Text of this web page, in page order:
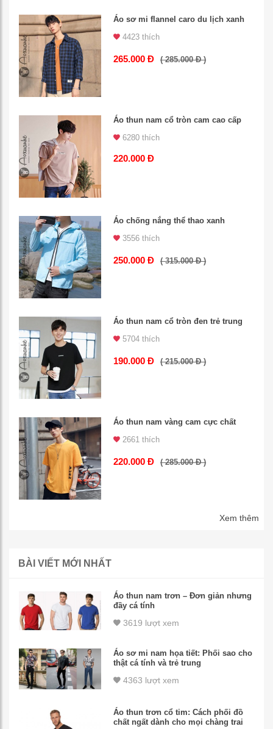
Áo sơ mi flannel caro du lịch xanh
4423 thích
265.000 Đ ( 285.000 Đ )
Áo thun nam cổ tròn cam cao cấp
6280 thích
220.000 Đ
Áo chống nắng thể thao xanh
3556 thích
250.000 Đ ( 315.000 Đ )
Áo thun nam cổ tròn đen trẻ trung
5704 thích
190.000 Đ ( 215.000 Đ )
Áo thun nam vàng cam cực chất
2661 thích
220.000 Đ ( 285.000 Đ )
Xem thêm
BÀI VIẾT MỚI NHẤT
Áo thun nam trơn – Đơn giản nhưng
đầy cá tính
3619 lượt xem
Áo sơ mi nam họa tiết: Phối sao cho
thật cá tính và trẻ trung
4363 lượt xem
Áo thun trơn cổ tim: Cách phối đồ
chất ngất dành cho mọi chàng trai